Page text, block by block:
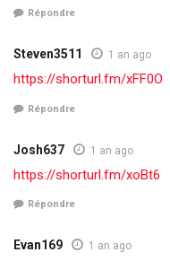
Répondre
Steven3511 1 an ago
https://shorturl.fm/xFF0O
Répondre
Josh637 1 an ago
https://shorturl.fm/xoBt6
Répondre
Evan169 1 an ago